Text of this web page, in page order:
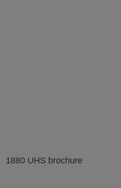
1880 UHS brochure